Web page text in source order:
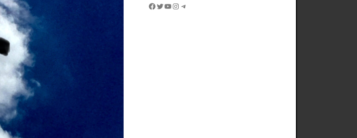
Facebook
Twitter
YouTube
Instagram
Telegram